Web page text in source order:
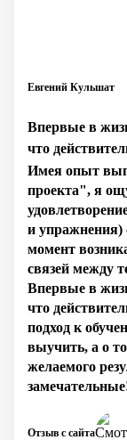
Евгений Кульшат
Впервые в
что
Имея опыт
проекта", я
и упражнения)
момент
связей между
Впервые в
что
подход к
выучить, а о
желаемого
Отзыв с сайта